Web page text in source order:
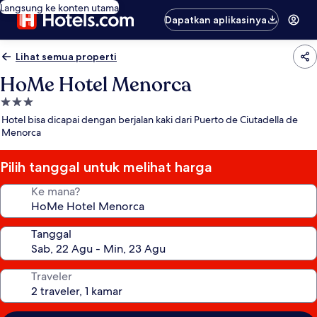
Langsung ke konten utama
Dapatkan aplikasinya
Lihat semua properti
HoMe Hotel Menorca
Properti
bintang
3.0
Hotel bisa dicapai dengan berjalan kaki dari Puerto de Ciutadella de
Menorca
Pilih tanggal untuk melihat harga
Ke mana?
Tanggal
Traveler